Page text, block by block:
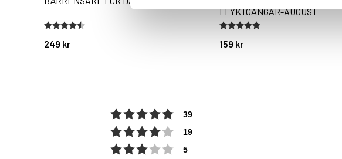
249 kr
Betyg:
4.7 utav 5 stjärnor
FLYKTGÅNGAR-AUGUST
159 kr
Betyg:
5.0 utav 5 stjärnor
Betyg: 5 utav 5 stjärnor
39
Betyg: 4 utav 5 stjärnor
19
Betyg: 3 utav 5 stjärnor
5